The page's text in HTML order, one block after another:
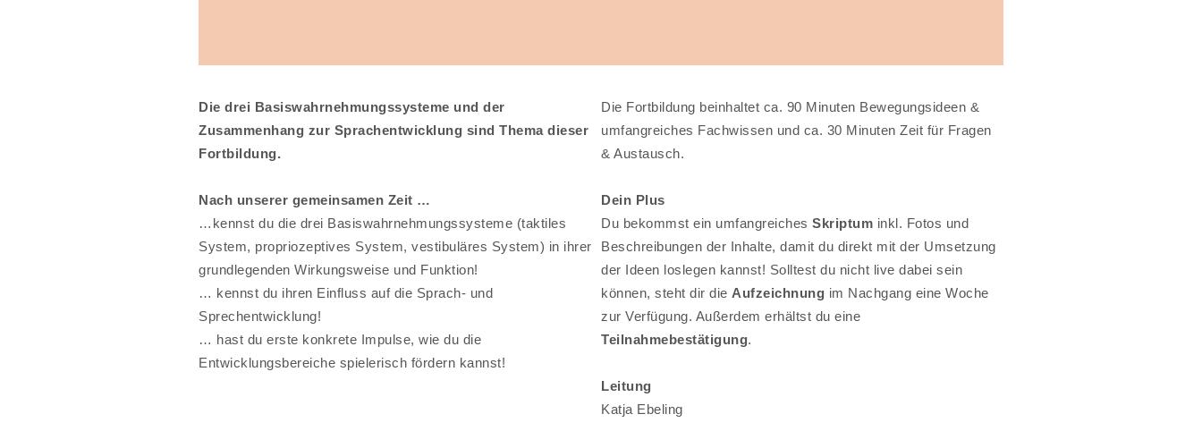
Die drei Basiswahrnehmungssysteme und der
Zusammenhang zur Sprachentwicklung sind Thema dieser
Fortbildung.
Nach unserer gemeinsamen Zeit …
…kennst du die drei Basiswahrnehmungssysteme (taktiles
System, propriozeptives System, vestibuläres System) in ihrer
grundlegenden Wirkungsweise und Funktion!
… kennst du ihren Einfluss auf die Sprach- und
Sprechentwicklung!
… hast du erste konkrete Impulse, wie du die
Entwicklungsbereiche spielerisch fördern kannst!
Die Fortbildung beinhaltet ca. 90 Minuten Bewegungsideen &
umfangreiches Fachwissen und ca. 30 Minuten Zeit für Fragen
& Austausch.
Dein Plus
Du bekommst ein umfangreiches Skriptum inkl. Fotos und
Beschreibungen der Inhalte, damit du direkt mit der Umsetzung
der Ideen loslegen kannst! Solltest du nicht live dabei sein
können, steht dir die Aufzeichnung im Nachgang eine Woche
zur Verfügung. Außerdem erhältst du eine
Teilnahmebestätigung.
Leitung
Katja Ebeling